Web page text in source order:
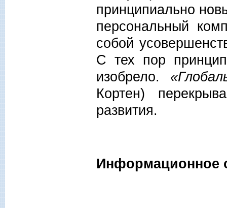
принципиально
персональный
собой
С тех пор
изобрело.
Кортен)
развития.
Информационное